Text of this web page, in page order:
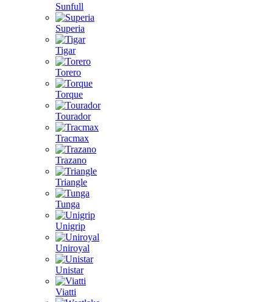
Sunfull
Superia
Tigar
Torero
Torque
Tourador
Tracmax
Trazano
Triangle
Tunga
Unigrip
Uniroyal
Unistar
Viatti